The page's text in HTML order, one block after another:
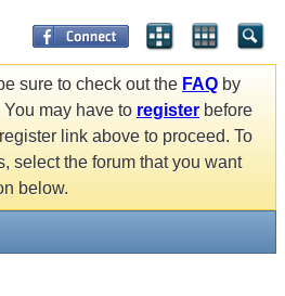
sure to check out the FAQ by
may have to register before
link above to proceed. To
select the forum that you want
below.